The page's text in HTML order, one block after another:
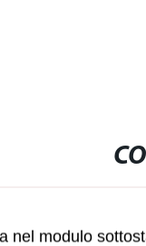
nel modulo